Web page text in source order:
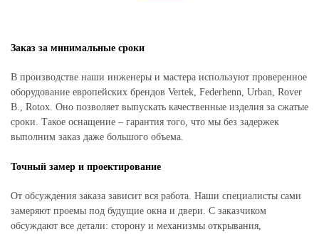
Заказ за минимальные сроки
В производстве наши инженеры и мастера используют проверенное
оборудование европейских брендов Vertek, Federhenn, Urban, Rover
B., Rotox. Оно позволяет выпускать качественные изделия за сжатые
сроки. Такое оснащение – гарантия того, что мы без задержек
выполним заказ даже большого объема.
Точный замер и проектирование
От обсуждения заказа зависит вся работа. Наши специалисты сами
замеряют проемы под будущие окна и двери. С заказчиком
обсуждают все детали: сторону и механизмы открывания,